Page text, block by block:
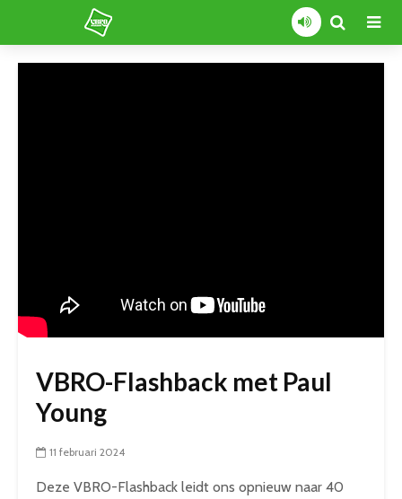
VBRO-Flashback met Paul
Young
11 februari 2024
Deze VBRO-Flashback leidt ons opnieuw naar 40